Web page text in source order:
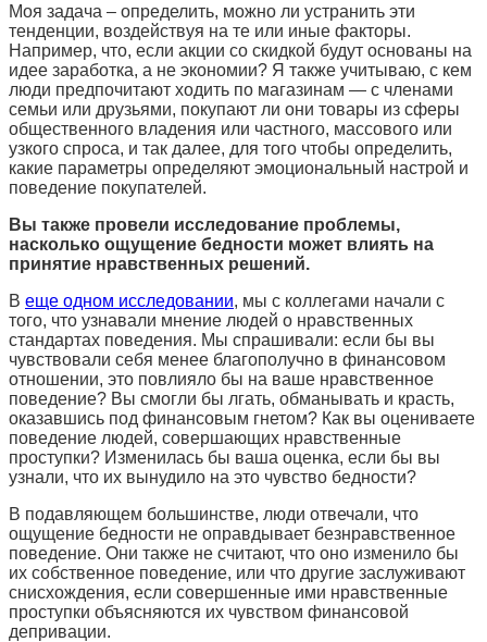
Моя задача – определить, можно ли устранить эти
тенденции, воздействуя на те или иные факторы.
Например, что, если акции со скидкой будут основаны на
идее заработка, а не экономии? Я также учитываю, с кем
люди предпочитают ходить по магазинам — с членами
семьи или друзьями, покупают ли они товары из сферы
общественного владения или частного, массового или
узкого спроса, и так далее, для того чтобы определить,
какие параметры определяют эмоциональный настрой и
поведение покупателей.
Вы также провели исследование проблемы,
насколько ощущение бедности может влиять на
принятие нравственных решений.
В еще одном исследовании, мы с коллегами начали с
того, что узнавали мнение людей о нравственных
стандартах поведения. Мы спрашивали: если бы вы
чувствовали себя менее благополучно в финансовом
отношении, это повлияло бы на ваше нравственное
поведение? Вы смогли бы лгать, обманывать и красть,
оказавшись под финансовым гнетом? Как вы оцениваете
поведение людей, совершающих нравственные
проступки? Изменилась бы ваша оценка, если бы вы
узнали, что их вынудило на это чувство бедности?
В подавляющем большинстве, люди отвечали, что
ощущение бедности не оправдывает безнравственное
поведение. Они также не считают, что оно изменило бы
их собственное поведение, или что другие заслуживают
снисхождения, если совершенные ими нравственные
проступки объясняются их чувством финансовой
депривации.